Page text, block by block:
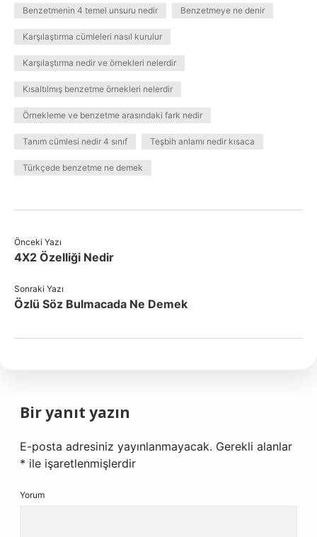
Benzetmenin 4 temel unsuru nedir Benzetmeye ne denir
Karşılaştırma cümleleri nasıl kurulur
Karşılaştırma nedir ve örnekleri nelerdir
Kısaltılmış benzetme örnekleri nelerdir
Örnekleme ve benzetme arasındaki fark nedir
Tanım cümlesi nedir 4 sınıf Teşbih anlamı nedir kısaca
Türkçede benzetme ne demek
Önceki Yazı
4X2 Özelliği Nedir
Sonraki Yazı
Özlü Söz Bulmacada Ne Demek
Bir yanıt yazın
E-posta adresiniz yayınlanmayacak. Gerekli alanlar
* ile işaretlenmişlerdir
Yorum